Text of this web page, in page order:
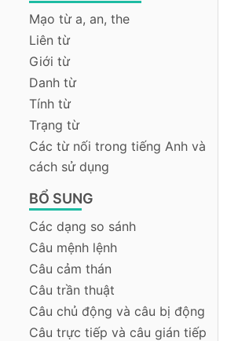
Mạo từ a, an, the
Liên từ
Giới từ
Danh từ
Tính từ
Trạng từ
Các từ nối trong tiếng Anh và
cách sử dụng
BỔ SUNG
Các dạng so sánh
Câu mệnh lệnh
Câu cảm thán
Câu trần thuật
Câu chủ động và câu bị động
Câu trực tiếp và câu gián tiếp